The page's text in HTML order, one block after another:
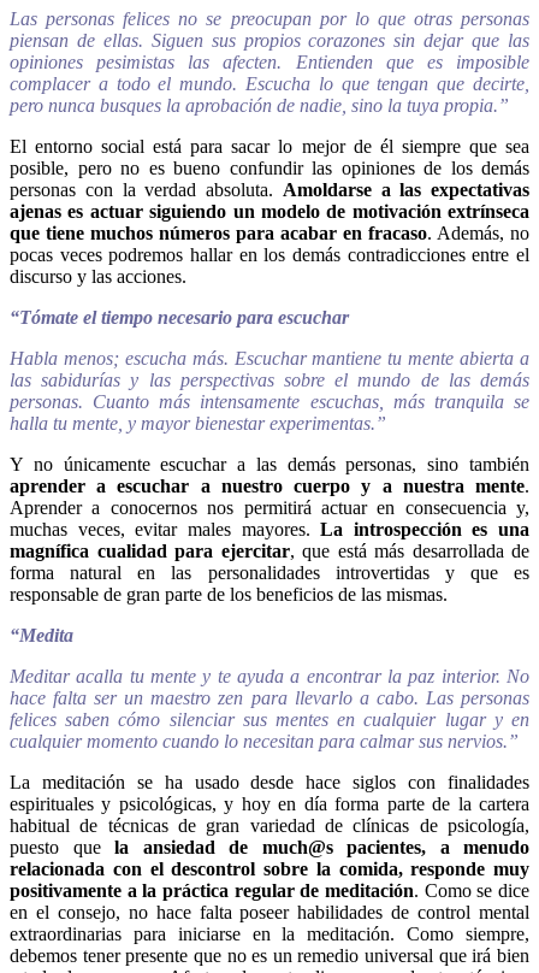
Las personas felices no se preocupan por lo que otras personas
piensan de ellas. Siguen sus propios corazones sin dejar que las
opiniones pesimistas las afecten. Entienden que es imposible
complacer a todo el mundo. Escucha lo que tengan que decirte,
pero nunca busques la aprobación de nadie, sino la tuya propia.”
El entorno social está para sacar lo mejor de él siempre que sea
posible, pero no es bueno confundir las opiniones de los demás
personas con la verdad absoluta. Amoldarse a las expectativas
ajenas es actuar siguiendo un modelo de motivación extrínseca
que tiene muchos números para acabar en fracaso. Además, no
pocas veces podremos hallar en los demás contradicciones entre el
discurso y las acciones.
“Tómate el tiempo necesario para escuchar
Habla menos; escucha más. Escuchar mantiene tu mente abierta a
las sabidurías y las perspectivas sobre el mundo de las demás
personas. Cuanto más intensamente escuchas, más tranquila se
halla tu mente, y mayor bienestar experimentas.”
Y no únicamente escuchar a las demás personas, sino también
aprender a escuchar a nuestro cuerpo y a nuestra mente.
Aprender a conocernos nos permitirá actuar en consecuencia y,
muchas veces, evitar males mayores.La introspección es una
magnífica cualidad para ejercitar, que está más desarrollada de
forma natural en las personalidades introvertidas y que es
responsable de gran parte de los beneficios de las mismas.
“Medita
Meditar acalla tu mente y te ayuda a encontrar la paz interior. No
hace falta ser un maestro zen para llevarlo a cabo. Las personas
felices saben cómo silenciar sus mentes en cualquier lugar y en
cualquier momento cuando lo necesitan para calmar sus nervios.”
La meditación se ha usado desde hace siglos con finalidades
espirituales y psicológicas, y hoy en día forma parte de la cartera
habitual de técnicas de gran variedad de clínicas de psicología,
puesto que la ansiedad de much@s pacientes, a menudo
relacionada con el descontrol sobre la comida, responde muy
positivamente a la práctica regular de meditación. Como se dice
en el consejo, no hace falta poseer habilidades de control mental
extraordinarias para iniciarse en la meditación. Como siempre,
debemos tener presente que no es un remedio universal que irá bien